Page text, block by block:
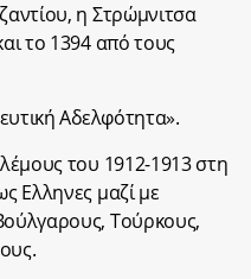
η Στρώμνιτσα
το 1394 από τους
Αδελφότητα».
του 1912-1913 στη
Ελληνες μαζί με
Τούρκους,